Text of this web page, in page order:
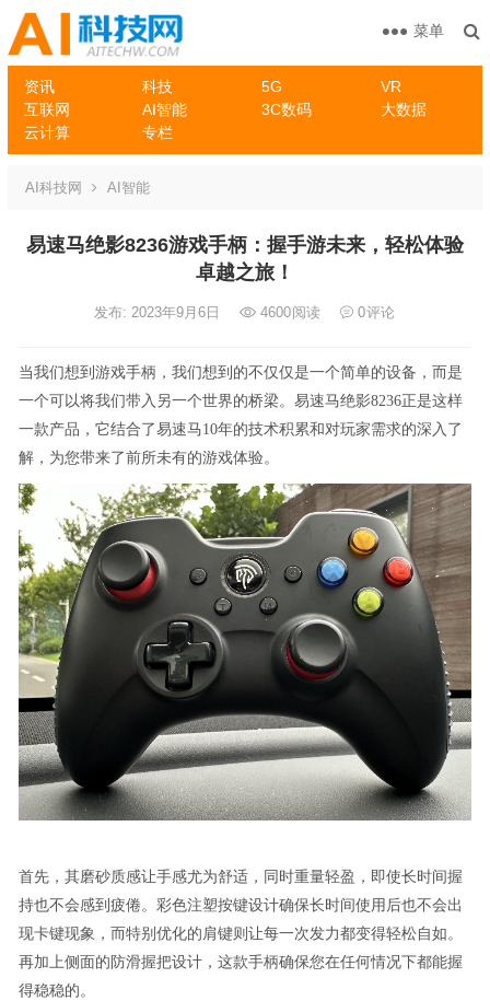
资讯 科技 5G
VR
互联网
AI智能 3C数码
大数据
云计算
专栏
菜单
AI科技网 AI智能
易速马绝影8236游戏手柄：握手游未来，轻松体验
卓越之旅！
发布: 2023年9月6日 4600阅读 0评论
当我们想到游戏手柄，我们想到的不仅仅是一个简单的设备，而是
一个可以将我们带入另一个世界的桥梁。易速马绝影8236正是这样
一款产品，它结合了易速马10年的技术积累和对玩家需求的深入了
解，为您带来了前所未有的游戏体验。
首先，其磨砂质感让手感尤为舒适，同时重量轻盈，即使长时间握
持也不会感到疲倦。彩色注塑按键设计确保长时间使用后也不会出
现卡键现象，而特别优化的肩键则让每一次发力都变得轻松自如。
再加上侧面的防滑握把设计，这款手柄确保您在任何情况下都能握
得稳稳的。